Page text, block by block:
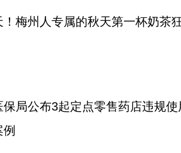
！梅州人专属的秋天第一杯奶茶
保局公布3起定点零售药店违规